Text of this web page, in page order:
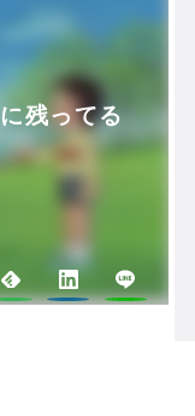
残ってる